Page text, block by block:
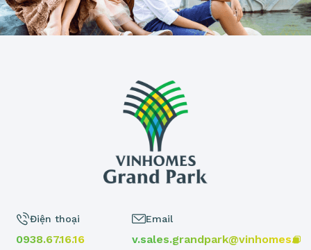
Điện thoại
0938.67.16.16
Email
v.sales.grandpark@vinhomes.vn